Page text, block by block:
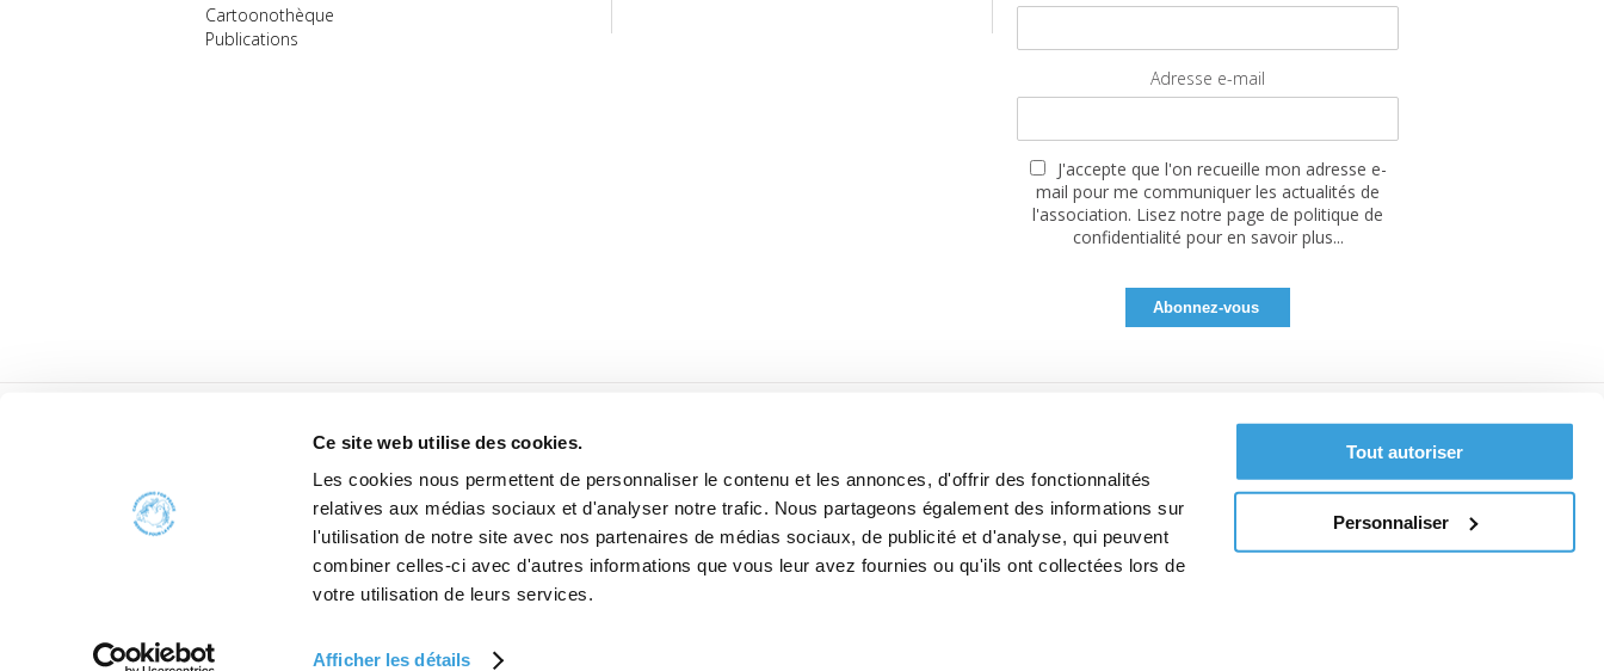
Ce site web utilise des cookies.
Les cookies nous permettent de personnaliser le contenu et les annonces, d'offrir des fonctionnalités
relatives aux médias sociaux et d'analyser notre trafic. Nous partageons également des informations sur
l'utilisation de notre site avec nos partenaires de médias sociaux, de publicité et d'analyse, qui peuvent
combiner celles-ci avec d'autres informations que vous leur avez fournies ou qu'ils ont collectées lors de
votre utilisation de leurs services.
Afficher les détails
Tout autoriser
Personnaliser
Cartoonothèque
Publications
Adresse e-mail
J'accepte que l'on recueille mon adresse e-
mail pour me communiquer les actualités de
l'association. Lisez notre page de politique de
confidentialité pour en savoir plus...
Site réalisé avec le soutien de la MGEN, Mutuelle Santé Prévoyance